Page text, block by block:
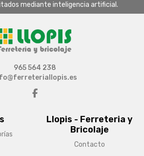
mediante inteligencia artificial.
Llopis - Ferreteria y
Bricolaje
Contacto
965 564 238